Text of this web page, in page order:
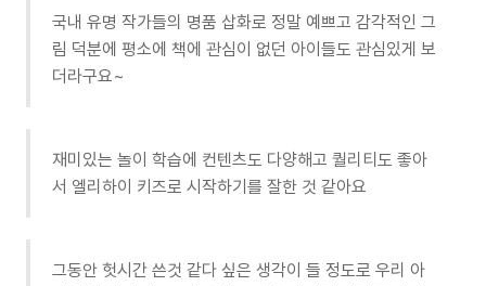
국내 유명 작가들의 명품 삽화로 정말 예쁘고 감각적인 그
림 덕분에 평소에 책에 관심이 없던 아이들도 관심있게 보
더라구요~
재미있는 놀이 학습에 컨텐츠도 다양해고 퀄리티도 좋아
서 엘리하이 키즈로 시작하기를 잘한 것 같아요
그동안 헛시간 쓴것 같다 싶은 생각이 들 정도로 우리 아